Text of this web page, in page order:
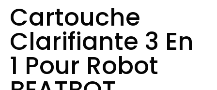
Cartouche
Clarifiante 3 En
1 Pour Robot